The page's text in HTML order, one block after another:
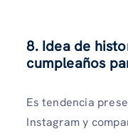
8. Idea de
cumpleaños
Es tendencia
Instagram y